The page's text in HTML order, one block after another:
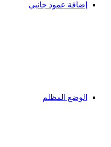
إضافة عمود جانبي
الوضع المظلم